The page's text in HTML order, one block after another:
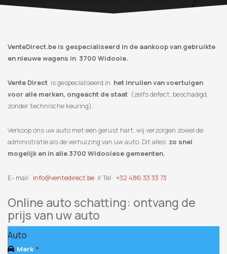
VenteDirect.be is gespecialiseerd in de aankoop van gebruikte
en nieuwe wagens in 3700 Widooie.
Vente Direct is gespecialiseerd in het inruilen van voertuigen
voor alle merken, ongeacht de staat (zelfs defect, beschadigd,
zonder technische keuring).
Verkoop ons uw auto met een gerust hart, wij verzorgen zowel de
administratie als de verhuizing van uw auto. Dit alles zo snel
mogelijk en in alle 3700 Widooiese gemeenten.
E- mail: info@ventedirect.be // Tel: +32 486 33 33 73
Online auto schatting: ontvang de
prijs van uw auto
Auto
Merk *